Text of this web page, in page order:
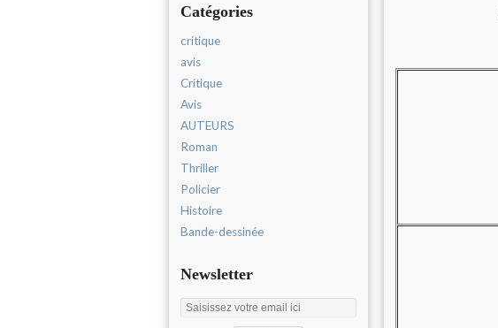
Catégories
critique
avis
Critique
Avis
AUTEURS
Roman
Thriller
Policier
Histoire
Bande-dessinée
Newsletter